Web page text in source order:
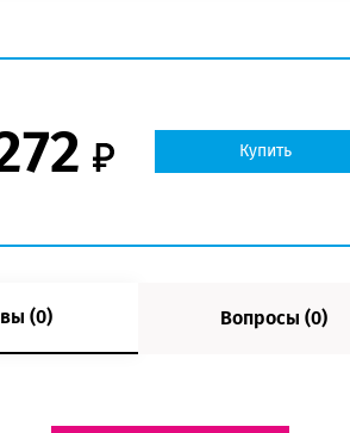
Купить
(0) Вопросы (0)